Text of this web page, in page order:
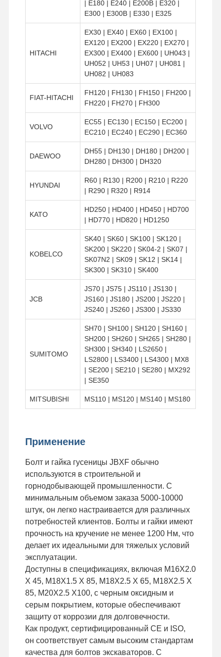
| E180 | E240 | E200B | E320 |
E300 | E300B | E330 | E325
HITACHI
EX30 | EX40 | EX60 | EX100 |
EX120 | EX200 | EX220 | EX270 |
EX300 | EX400 | EX600 | UH043 |
UH052 | UH53 | UH07 | UH081 |
UH082 | UH083
FIAT-HITACHI
FH120 | FH130 | FH150 | FH200 |
FH220 | FH270 | FH300
VOLVO
EC55 | EC130 | EC150 | EC200 |
EC210 | EC240 | EC290 | EC360
DAEWOO
DH55 | DH130 | DH180 | DH200 |
DH280 | DH300 | DH320
HYUNDAI
R60 | R130 | R200 | R210 | R220
| R290 | R320 | R914
KATO
HD250 | HD400 | HD450 | HD700
| HD770 | HD820 | HD1250
KOBELCO
SK40 | SK60 | SK100 | SK120 |
SK200 | SK220 | SK04-2 | SK07 |
SK07N2 | SK09 | SK12 | SK14 |
SK300 | SK310 | SK400
JCB
JS70 | JS75 | JS110 | JS130 |
JS160 | JS180 | JS200 | JS220 |
JS240 | JS260 | JS300 | JS330
SUMITOMO
SH70 | SH100 | SH120 | SH160 |
SH200 | SH260 | SH265 | SH280 |
SH300 | SH340 | LS2650 |
LS2800 | LS3400 | LS4300 | MX8
| SE200 | SE210 | SE280 | MX292
| SE350
MITSUBISHI MS110 | MS120 | MS140 | MS180
Применение
Болт и гайка гусеницы JBXF обычно
используются в строительной и
горнодобывающей промышленности. С
минимальным объемом заказа 5000-10000
штук, он легко настраивается для различных
потребностей клиентов. Болты и гайки имеют
прочность на кручение не менее 1200 Нм, что
делает их идеальными для тяжелых условий
эксплуатации.
Доступны в спецификациях, включая M16X2.0
X 45, M18X1.5 X 85, M18X2.5 X 65, M18X2.5 X
85, M20X2.5 X100, с черным оксидным и
серым покрытием, которые обеспечивают
защиту от коррозии для долговечности.
Как продукт, сертифицированный CE и ISO,
он соответствует самым высоким стандартам
качества для болтов экскаваторов. С